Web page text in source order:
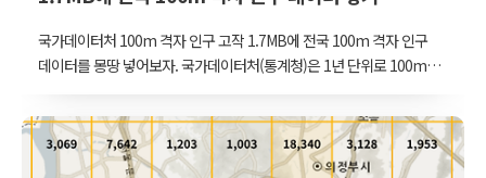
국가데이터처 100m 격자 인구 고작 1.7MB에 전국 100m 격자 인구
데이터를 몽땅 넣어보자. 국가데이터처(통계청)은 1년 단위로 100m
이터를 받으면 아래와 같다. "다바000277"은 EPSG:5179 기준 100m
격자 코드. 곧 좌표가 되는 값이다. to_in_001, 007, 008은 각 셀의 총
인구, 남성, 여성 인구값이다. 5인 미만을 0으로 표시하기 때문에 남성